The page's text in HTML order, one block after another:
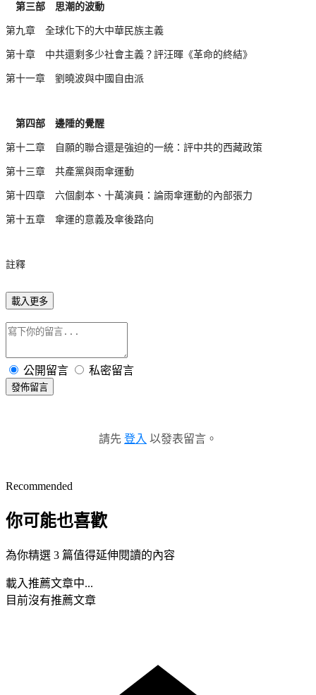
第三部 思潮的波動
第九章 全球化下的大中華民族主義
第十章 中共還剩多少社會主義？評汪暉《革命的終結》
第十一章 劉曉波與中國自由派
第四部 邊陲的覺醒
第十二章 自願的聯合還是強迫的一統：評中共的西藏政策
第十三章 共產黨與雨傘運動
第十四章 六個劇本、十萬演員：論雨傘運動的內部張力
第十五章 傘運的意義及傘後路向
註釋
載入更多
公開留言 私密留言
發佈留言
請先 登入 以發表留言。
Recommended
你可能也喜歡
為你精選 3 篇值得延伸閱讀的內容
載入推薦文章中...
目前沒有推薦文章